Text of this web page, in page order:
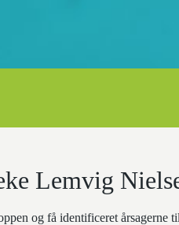
Lemvig
og få identificeret årsagerne